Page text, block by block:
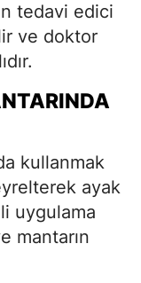
tedavi edici
ve doktor
kullanmak
ayak
uygulama
mantarın